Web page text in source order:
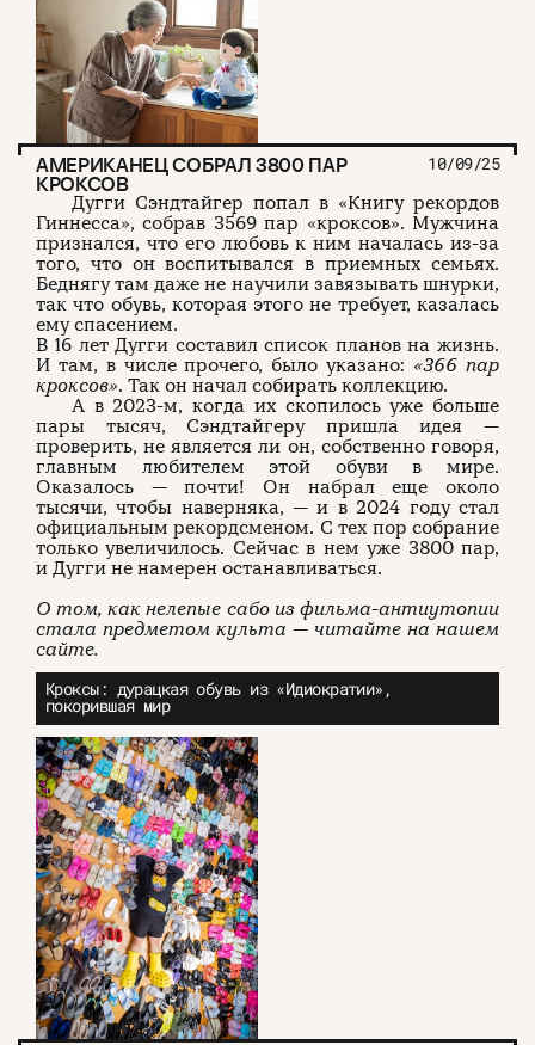
АМЕРИКАНЕЦ СОБРАЛ 3800 ПАР
КРОКСОВ
10/09/25
Дугги Сэндтайгер попал в «Книгу рекордов
Гиннесса», собрав 3569 пар «кроксов». Мужчина
признался, что его любовь к ним началась из-за
того, что он воспитывался в приемных семьях.
Беднягу там даже не научили завязывать шнурки,
так что обувь, которая этого не требует, казалась
ему спасением.
В 16 лет Дугги составил список планов на жизнь.
И там, в числе прочего, было указано: «366 пар
кроксов». Так он начал собирать коллекцию.
А в 2023-м, когда их скопилось уже больше
пары тысяч, Сэндтайгеру пришла идея —
проверить, не является ли он, собственно говоря,
главным любителем этой обуви в мире.
Оказалось — почти! Он набрал еще около
тысячи, чтобы наверняка, — и в 2024 году стал
официальным рекордсменом. С тех пор собрание
только увеличилось. Сейчас в нем уже 3800 пар,
и Дугги не намерен останавливаться.
О том, как нелепые сабо из фильма-антиутопии
стала предметом культа — читайте на нашем
сайте.
Кроксы: дурацкая обувь из «Идиократии»,
покорившая мир